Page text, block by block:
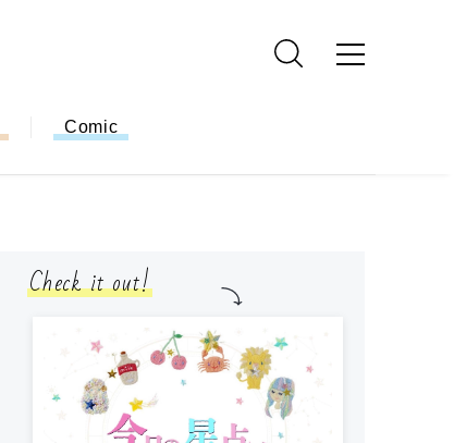
Comic
Check it out!